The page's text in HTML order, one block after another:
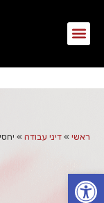
פתח סרגל נגישות
ראשי » דיני עבודה »